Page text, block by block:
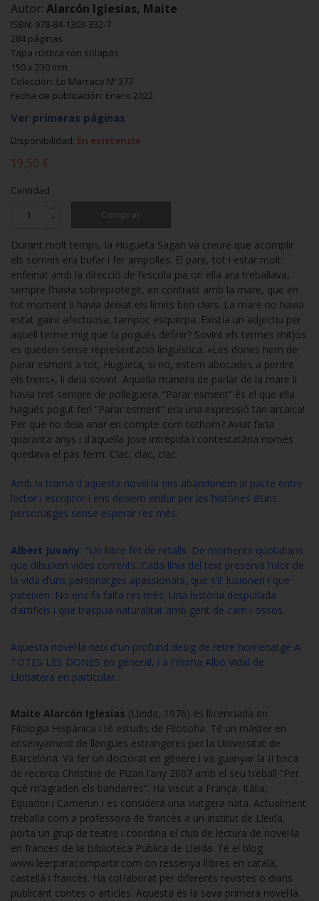
Autor: Alarcón Iglesias, Maite
ISBN: 978-84-1303-332-7
284 páginas
Tapa rústica con solapas
150 x 230 mm
Colección: Lo Marraco Nº 377
Fecha de publicación: Enero 2022
Ver primeras páginas
Disponibilidad: En existencia
19,50 €
Cantidad
Durant molt temps, la Hugueta Sagan va creure que acomplir
els somnis era bufar i fer ampolles. El pare, tot i estar molt
enfeinat amb la direcció de l’escola pia on ella ara treballava,
sempre l’havia sobreprotegit, en contrast amb la mare, que en
tot moment li havia deixat els límits ben clars. La mare no havia
estat gaire afectuosa, tampoc esquerpa. Existia un adjectiu per
aquell terme mig que la pogués definir? Sovint els termes mitjos
es queden sense representació lingüística. «Les dones hem de
parar esment a tot, Hugueta, si no, estem abocades a perdre
els trens», li deia sovint. Aquella manera de parlar de la mare li
havia tret sempre de polleguera. “Parar esment” és el que ella
hagués pogut fer! “Parar esment” era una expressió tan arcaica!
Per què no deia anar en compte com tothom? Aviat faria
quaranta anys i d’aquella jove intrèpida i contestatària només
quedava el pas ferm. Clac, clac, clac.
Amb la trama d'aquesta novel·la ens abandonem al pacte entre
lector i escriptor i ens deixem endur per les històries d’uns
personatges sense esperar res més.
Albert Juvany: "Un llibre fet de retalls. De moments quotidians
que dibuixen vides corrents. Cada línia del text preserva l’olor de
la vida d’uns personatges apassionats, que s’il· lusionen i que
pateixen. No ens fa falta res més. Una història despullada
d’artificis i que traspua naturalitat amb gent de carn i ossos.
Aquesta novel·la neix d'un profund desig de retre homenatge A
TOTES LES DONES en general, i a l'Imma Albó Vidal de
Llobatera en particular.
Maite Alarcón Iglesias (Lleida, 1976) és llicenciada en
Filologia Hispànica i té estudis de Filosofia. Té un màster en
ensenyament de llengües estrangeres per la Universitat de
Barcelona. Va fer un doctorat en gènere i va guanyar la II beca
de recerca Christine de Pizan l’any 2007 amb el seu treball “Per
què m’agraden els bandarres”. Ha viscut a França, Itàlia,
Equador i Camerun i es considera una viatgera nata. Actualment
treballa com a professora de francès a un institut de Lleida,
porta un grup de teatre i coordina el club de lectura de novel·la
en francès de la Biblioteca Pública de Lleida. Té el blog
www.leerparacompartir.com on ressenya llibres en català,
castellà i francès. Ha col·laborat per diferents revistes o diaris
publicant contes o articles. Aquesta és la seva primera novel·la.